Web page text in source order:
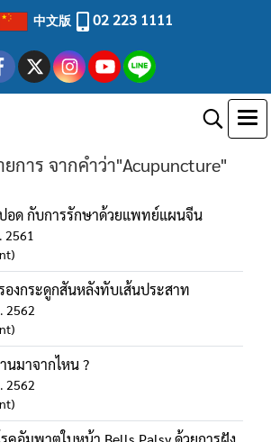
中文版 02 223 1111
การ จากคำว่า"Acupuncture"
อด กับการรักษาด้วยแพทย์แผนจีน
2561
งกระดูกสันหลังทับเส้นประสาท
2562
นมาจากไหน ?
2562